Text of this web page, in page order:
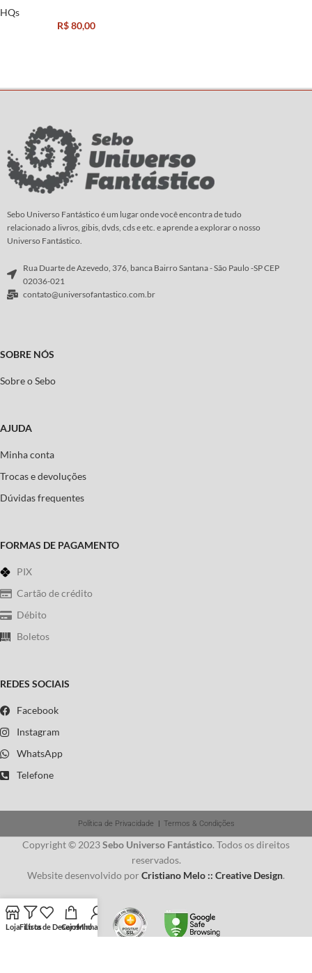
HQs
R$80,00
Sebo Universo Fantástico é um lugar onde você encontra de tudo
relacionado a livros, gibis, dvds, cds e etc. e aprende a explorar o nosso
Universo Fantástico.
Rua Duarte de Azevedo, 376, banca Bairro Santana - São Paulo -SP CEP
02036-021
contato@universofantastico.com.br
SOBRE NÓS
Sobre o Sebo
AJUDA
Minha conta
Trocas e devoluções
Dúvidas frequentes
FORMAS DE PAGAMENTO
PIX
Cartão de crédito
Débito
Boletos
REDES SOCIAIS
Facebook
Instagram
WhatsApp
Telefone
Política de Privacidade Termos & Condições
Copyright © 2023Sebo Universo Fantástico. Todos os direitos
reservados.
Website desenvolvido por Cristiano Melo :: Creative Design.
LojaFiltros
Lista de Desejos
CarrinhoMinha conta